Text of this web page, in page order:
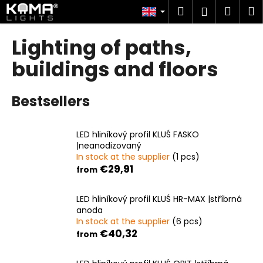
Skip
to
content
Search
Login
Lighting of paths,
buildings and floors
Bestsellers
LED hliníkový profil KLUŚ FASKO
|neanodizovaný
In stock at the supplier (1 pcs)
from €29,91
LED hliníkový profil KLUŚ HR-MAX |stříbrná
anoda
In stock at the supplier (6 pcs)
from €40,32
C
a
W
h
a
t